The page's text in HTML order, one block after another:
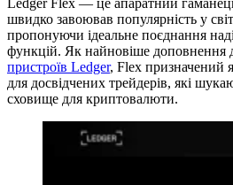
Ledger Flex — це апаратний
швидко завоював популярність у
пропонуючи ідеальне поєднання
функцій. Як найновіше доповнення
пристроїв Ledger, Flex призначений
для досвідчених трейдерів, які
сховище для криптовалюти.